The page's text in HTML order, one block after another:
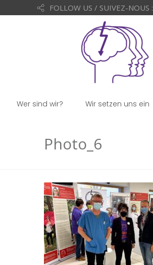
FOLLOW US / SUIVEZ-NOUS :
Wer sind wir? Wir setzen uns ein
Photo_6